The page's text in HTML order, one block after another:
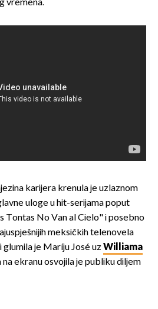
vremena.
karijera krenula je uzlaznom
uloge u hit-serijama poput
Tontas No Van al Cielo" i posebno
meksičkih telenovela
glumila je Maríju José uzWilliama
na ekranu osvojila je publiku diljem